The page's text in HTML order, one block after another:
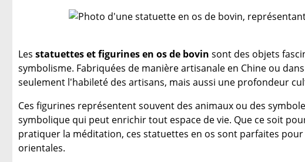
Les statuettes et figurines en os de bovin sont des objets
symbolisme. Fabriquées de manière artisanale en Chine ou
seulement l'habileté des artisans, mais aussi une profondeur
Ces figurines représentent souvent des animaux ou des
symbolique qui peut enrichir tout espace de vie. Que ce soit
pratiquer la méditation, ces statuettes en os sont parfaites
orientales.